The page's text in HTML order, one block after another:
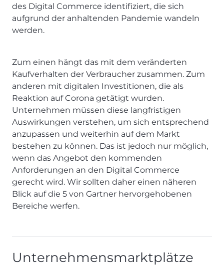
des Digital Commerce identifiziert, die sich
aufgrund der anhaltenden Pandemie wandeln
werden.
Zum einen hängt das mit dem veränderten
Kaufverhalten der Verbraucher zusammen. Zum
anderen mit digitalen Investitionen, die als
Reaktion auf Corona getätigt wurden.
Unternehmen müssen diese langfristigen
Auswirkungen verstehen, um sich entsprechend
anzupassen und weiterhin auf dem Markt
bestehen zu können. Das ist jedoch nur möglich,
wenn das Angebot den kommenden
Anforderungen an den Digital Commerce
gerecht wird. Wir sollten daher einen näheren
Blick auf die 5 von Gartner hervorgehobenen
Bereiche werfen.
Unternehmensmarktplätze